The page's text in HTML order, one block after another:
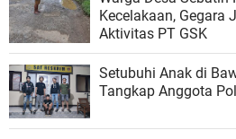
Kecelakaan, Gegara
Aktivitas PT GSK
Setubuhi Anak di
Tangkap Anggota